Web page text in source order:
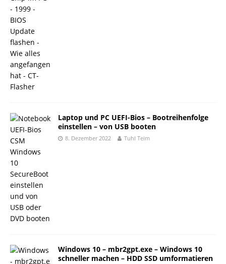
Laptop und PC UEFI-Bios – Bootreihenfolge
einstellen – von USB booten
8. Dezember 2022 Tuhl Teim
Windows 10 – mbr2gpt.exe – Windows 10
schneller machen – HDD SSD umformatieren